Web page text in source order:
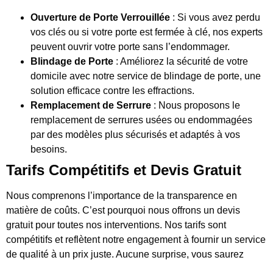
Ouverture de Porte Verrouillée : Si vous avez perdu
vos clés ou si votre porte est fermée à clé, nos experts
peuvent ouvrir votre porte sans l’endommager.
Blindage de Porte : Améliorez la sécurité de votre
domicile avec notre service de blindage de porte, une
solution efficace contre les effractions.
Remplacement de Serrure : Nous proposons le
remplacement de serrures usées ou endommagées
par des modèles plus sécurisés et adaptés à vos
besoins.
Tarifs Compétitifs et Devis Gratuit
Nous comprenons l’importance de la transparence en
matière de coûts. C’est pourquoi nous offrons un devis
gratuit pour toutes nos interventions. Nos tarifs sont
compétitifs et reflètent notre engagement à fournir un service
de qualité à un prix juste. Aucune surprise, vous saurez